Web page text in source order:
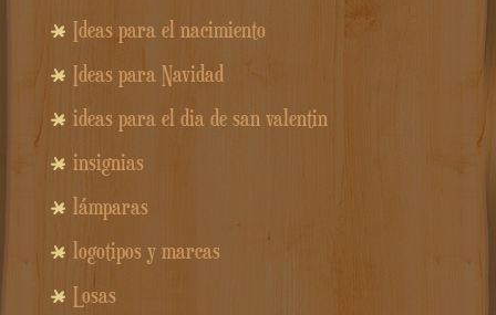
Ideas para el nacimiento
Ideas para Navidad
ideas para el dia de san valentin
insignias
lámparas
logotipos y marcas
Losas